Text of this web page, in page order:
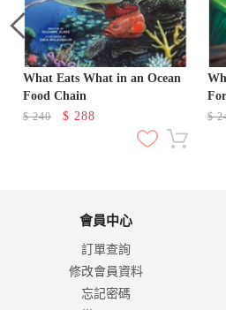
What Eats What in an Ocean
Food Chain
$240 $ 288 $
會員中心
訂單查詢
修改會員資料
忘記密碼